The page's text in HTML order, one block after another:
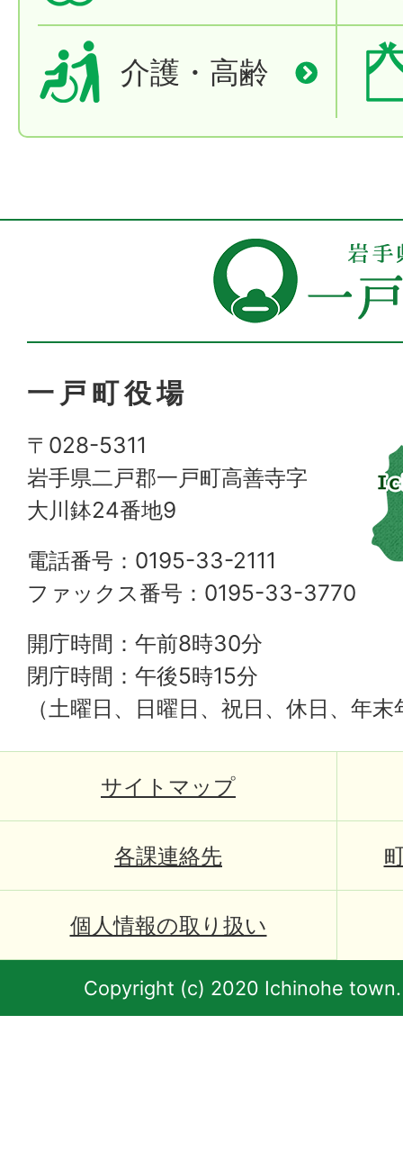
介護・高齢
一戸町役場
〒028-5311
岩手県二戸郡一戸町高善寺字
大川鉢24番地9
電話番号：0195-33-2111
ファックス番号：0195-33-3770
開庁時間：午前8時30分
閉庁時間：午後5時15分
（土曜日、日曜日、祝日、休日、年
サイトマップ
各課連絡先
個人情報の取り扱い
Copyright (c) 2020 Ichinohe